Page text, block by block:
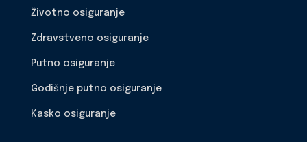
Životno osiguranje
Zdravstveno osiguranje
Putno osiguranje
Godišnje putno osiguranje
Kasko osiguranje